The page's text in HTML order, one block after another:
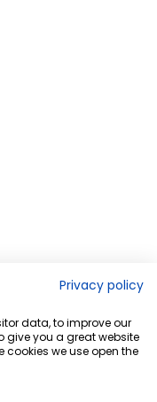
Privacy policy
data, to improve our
give you a great website
cookies we use open the